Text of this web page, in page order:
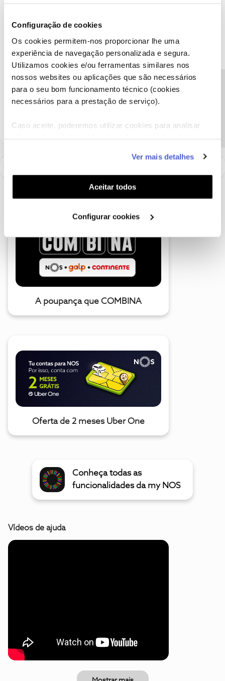
Configuração de cookies
Os cookies permitem-nos proporcionar lhe uma
experiência de navegação personalizada e segura.
Utilizamos cookies e/ou ferramentas similares nos
nossos websites ou aplicações que são necessários
para o seu bom funcionamento técnico (cookies
necessários para a prestação de serviço).
Caso aceite, poderemos utilizar cookies para analisar
funcionalidades (cookies de personalização e
funcionalidade) e adaptar anúncios aos seus interesses
(cookies de publicidade personalizada). Pode gerir a
utilização dos cookies clicando em "Configurar
Ver mais detalhes
Aceitar todos
Configurar cookies
Tiago C. Forum|Forum|6 years ago
Olá@Ruben Cristiano ,
Ajude a comunidade a encontrar informação relevante. Marque
A poupança que COMBINA
Oferta de 2 meses Uber One
Conheça todas as
funcionalidades da my NOS
Vídeos de ajuda